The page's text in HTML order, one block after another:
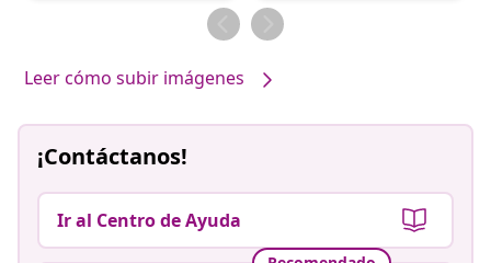
por
Leer cómo subir imágenes
¡Contáctanos!
Ir al Centro de Ayuda